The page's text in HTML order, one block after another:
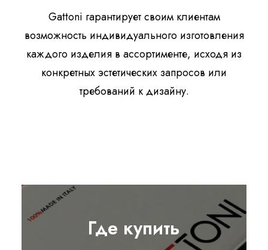
Gattoni гарантирует своим клиентам
возможность индивидуального изготовления
каждого изделия в ассортименте, исходя из
конкретных эстетических запросов или
требований к дизайну.
Где купить